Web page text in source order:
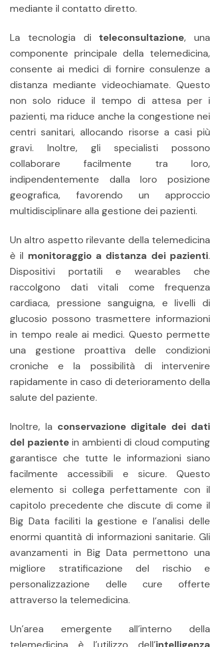
mediante il contatto diretto.
La tecnologia di teleconsultazione, una
componente principale della telemedicina,
consente ai medici di fornire consulenze a
distanza mediante videochiamate. Questo
non solo riduce il tempo di attesa per i
pazienti, ma riduce anche la congestione nei
centri sanitari, allocando risorse a casi più
gravi. Inoltre, gli specialisti possono
collaborare facilmente tra loro,
indipendentemente dalla loro posizione
geografica, favorendo un approccio
multidisciplinare alla gestione dei pazienti.
Un altro aspetto rilevante della telemedicina
è il monitoraggio a distanza dei pazienti.
Dispositivi portatili e wearables che
raccolgono dati vitali come frequenza
cardiaca, pressione sanguigna, e livelli di
glucosio possono trasmettere informazioni
in tempo reale ai medici. Questo permette
una gestione proattiva delle condizioni
croniche e la possibilità di intervenire
rapidamente in caso di deterioramento della
salute del paziente.
Inoltre, la conservazione digitale dei dati
del paziente in ambienti di cloud computing
garantisce che tutte le informazioni siano
facilmente accessibili e sicure. Questo
elemento si collega perfettamente con il
capitolo precedente che discute di come il
Big Data faciliti la gestione e l’analisi delle
enormi quantità di informazioni sanitarie. Gli
avanzamenti in Big Data permettono una
migliore stratificazione del rischio e
personalizzazione delle cure offerte
attraverso la telemedicina.
Un’area emergente all’interno della